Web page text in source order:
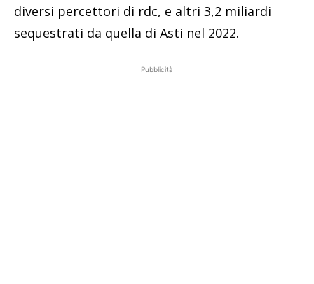
diversi percettori di rdc, e altri 3,2 miliardi
sequestrati da quella di Asti nel 2022.
Pubblicità